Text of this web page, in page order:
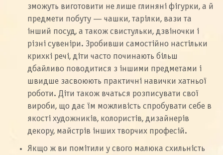
зможуть виготовити не лише глиняні фігурки, а й
предмети побуту — чашки, тарілки, вази та
інший посуд, а також свистульки, дзвіночки і
різні сувеніри. Зробивши самостійно настільки
крихкі речі, діти часто починають більш
дбайливо поводитися з іншими предметами і
швидше засвоюють практичні навички хатньої
роботи. Діти також вчаться розписувати свої
вироби, що дає їм можливість спробувати себе в
якості художників, колористів, дизайнерів
декору, майстрів інших творчих професій.
Якщо ж ви помітили у свого малюка схильність